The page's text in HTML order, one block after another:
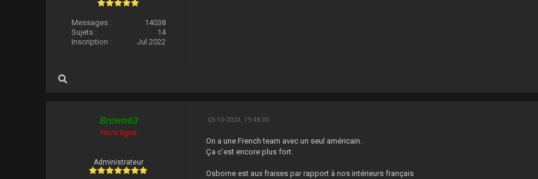
Messages :
14038
Sujets :
14
Inscription :
Jul 2022
Brown63
Hors ligne
Administrateur
05-10-2024, 19:48:00
On a une French team avec un seul américain.
Ça c’est encore plus fort.
Osborne est aux fraises par rapport à nos intérieurs français